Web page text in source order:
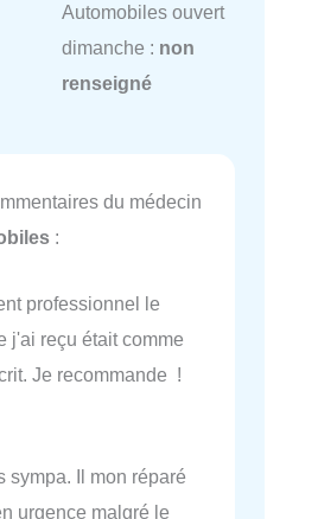
Automobiles ouvert
dimanche : non
renseigné
du médecin
:
professionnel le
j'ai reçu était comme
Je recommande !
sympa. Il mon réparé
urgence malgré le